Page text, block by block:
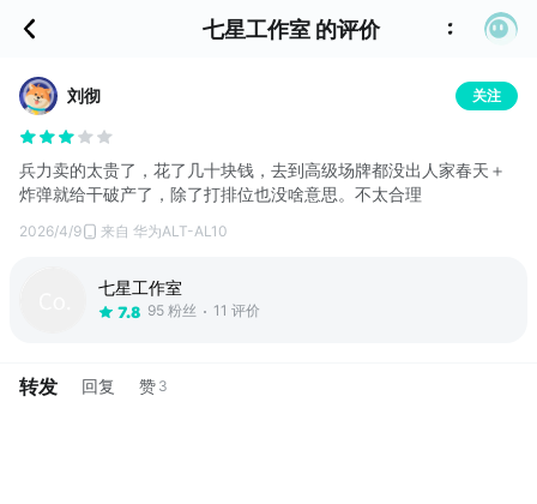
七星工作室 的评价
刘彻 关注
兵力卖的太贵了，花了几十块钱，去到高级场牌都没出人家春天＋
炸弹就给干破产了，除了打排位也没啥意思。不太合理
2026/4/9 来自 华为ALT-AL10
七星工作室
7.8 95 粉丝 11 评价
转发 回复 赞 3